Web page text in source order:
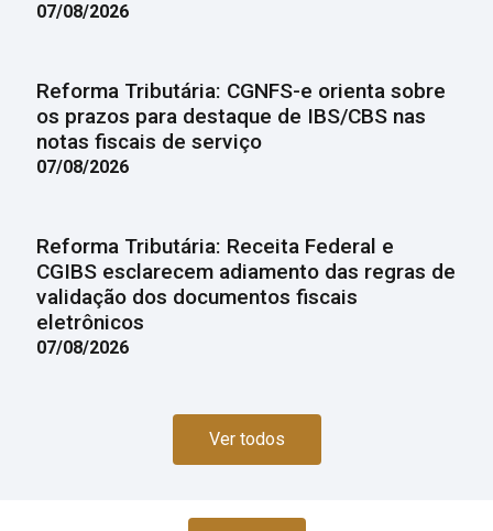
07/08/2026
Reforma Tributária: CGNFS-e orienta sobre
os prazos para destaque de IBS/CBS nas
notas fiscais de serviço
07/08/2026
Reforma Tributária: Receita Federal e
CGIBS esclarecem adiamento das regras de
validação dos documentos fiscais
eletrônicos
07/08/2026
Ver todos